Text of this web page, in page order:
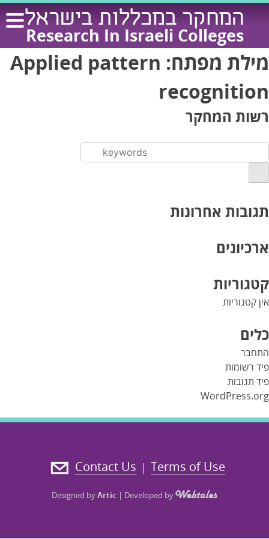
Skip
content
המחקר במכללות בישראל
Research In Israeli Colleges
מילת מפתח: Applied pattern
recognition
רשות המחקר
תגובות אחרונות
ארכיונים
קטגוריות
אין קטגוריות
כלים
התחבר
פיד רשומות
פיד תגובות
WordPress.org
Terms of Use
|
Contact Us
Designed byArtic | Developed by